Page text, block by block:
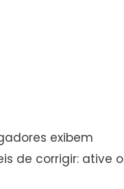
exibem
de corrigir: ative o